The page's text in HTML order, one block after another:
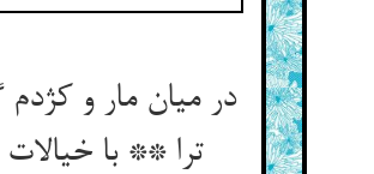
در میان مار و کژدم
ترا ** با خیالات